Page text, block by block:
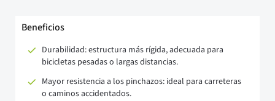
Beneficios
Durabilidad: estructura más rígida, adecuada para
bicicletas pesadas o largas distancias.
Mayor resistencia a los pinchazos: ideal para carreteras
o caminos accidentados.